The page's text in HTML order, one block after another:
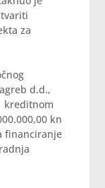
za
d.d.,
kreditnom
kn
financiranje